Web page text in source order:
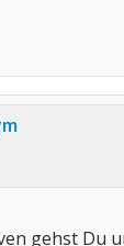
gehst Du